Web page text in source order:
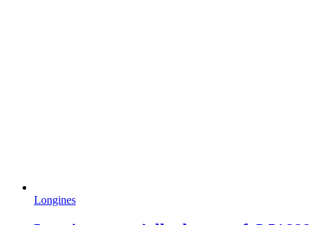
Longines